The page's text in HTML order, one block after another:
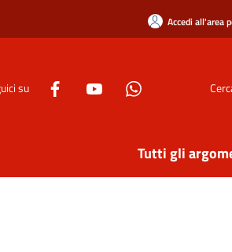
Accedi all'area
su
Tutti gli